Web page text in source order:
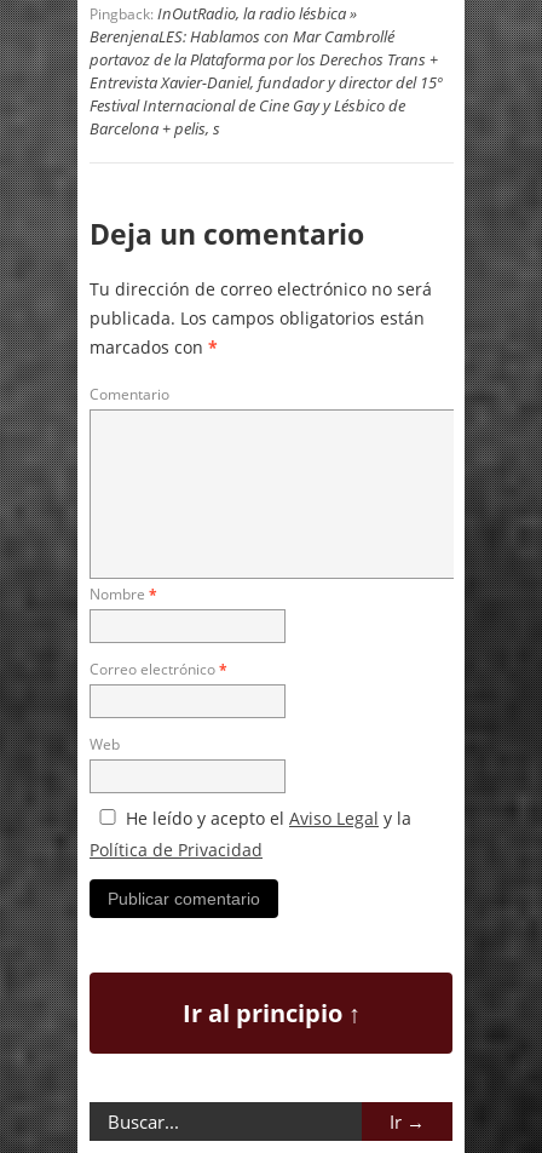
Pingback: InOutRadio, la radio lésbica »
BerenjenaLES: Hablamos con Mar Cambrollé
portavoz de la Plataforma por los Derechos Trans +
Entrevista Xavier-Daniel, fundador y director del 15º
Festival Internacional de Cine Gay y Lésbico de
Barcelona + pelis, s
Deja un comentario
Tu dirección de correo electrónico no será
publicada. Los campos obligatorios están
marcados con *
Comentario
Nombre *
Correo electrónico*
Web
He leído y acepto el Aviso Legal y la
Política de Privacidad
Ir al principio ↑